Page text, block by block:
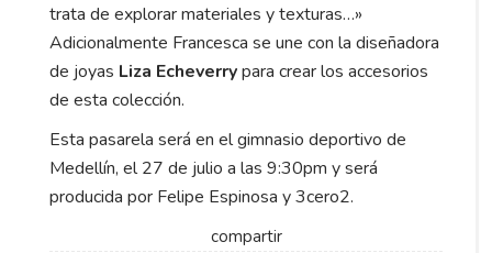
trata de explorar materiales y texturas…»
Adicionalmente Francesca se une con la diseñadora
de joyas Liza Echeverrypara crear los accesorios
de esta colección.
Esta pasarela será en el gimnasio deportivo de
Medellín, el 27 de julio a las 9:30pm y será
producida por Felipe Espinosa y 3cero2.
compartir